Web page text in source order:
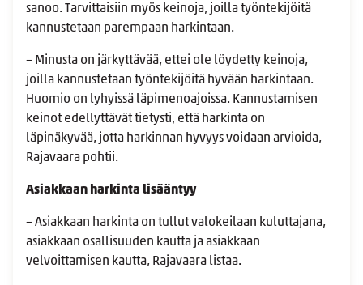
sanoo. Tarvittaisiin myös keinoja, joilla työntekijöitä
kannustetaan parempaan harkintaan.
– Minusta on järkyttävää, ettei ole löydetty keinoja,
joilla kannustetaan työntekijöitä hyvään harkintaan.
Huomio on lyhyissä läpimenoajoissa. Kannustamisen
keinot edellyttävät tietysti, että harkinta on
läpinäkyvää, jotta harkinnan hyvyys voidaan arvioida,
Rajavaara pohtii.
Asiakkaan harkinta lisääntyy
– Asiakkaan harkinta on tullut valokeilaan kuluttajana,
asiakkaan osallisuuden kautta ja asiakkaan
velvoittamisen kautta, Rajavaara listaa.